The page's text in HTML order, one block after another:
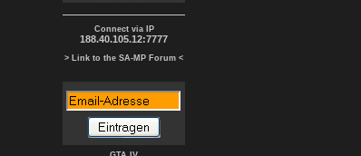
Connect via IP
188.40.105.12:7777
> Link to the SA-MP Forum <